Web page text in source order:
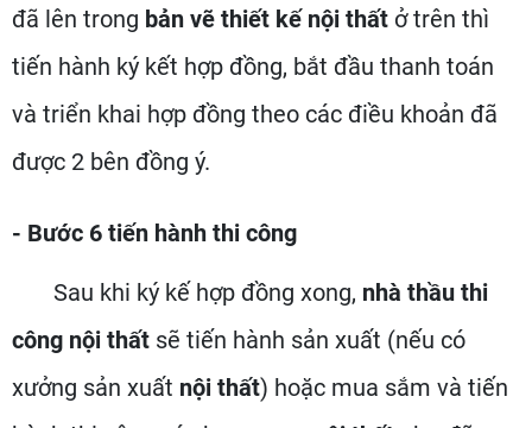
đã lên trong bản vẽ thiết kế nội thất ở trên thì
tiến hành ký kết hợp đồng, bắt đầu thanh toán
và triển khai hợp đồng theo các điều khoản đã
được 2 bên đồng ý.
- Bước 6 tiến hành thi công
Sau khi ký kế hợp đồng xong, nhà thầu thi
công nội thất sẽ tiến hành sản xuất (nếu có
xưởng sản xuất nội thất) hoặc mua sắm và tiến